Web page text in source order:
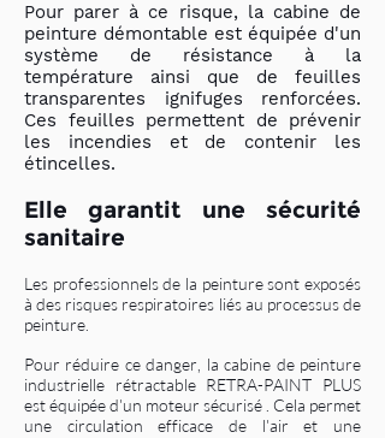
Pour parer à ce risque, la cabine de
peinture démontable est équipée d'un
système de résistance à la
température ainsi que de feuilles
transparentes ignifuges renforcées.
Ces feuilles permettent de prévenir
les incendies et de contenir les
étincelles.
Elle garantit une sécurité
sanitaire
Les professionnels de la peinture sont exposés
à des risques respiratoires liés au processus de
peinture.
Pour réduire ce danger, la cabine de peinture
industrielle rétractable RETRA-PAINT PLUS
est équipée d'un moteur sécurisé . Cela permet
une circulation efficace de l'air et une